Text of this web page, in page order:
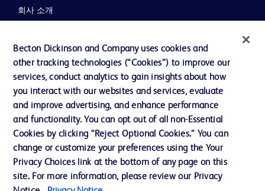
회사 소개
지원
당사로 문의하기
쿠키 기본 설정
개인정보
이용 약관
개인정보처리방침
Becton Dickinson and Company uses cookies and
other tracking technologies (“Cookies”) to improve our
services, conduct analytics to gain insights about how
you interact with our websites and services, evaluate
and improve advertising, and enhance performance
and functionality. You can opt out of all non-Essential
Cookies by clicking “Reject Optional Cookies.” You can
change or customize your preferences using the Your
Privacy Choices link at the bottom of any page on this
site. For more information, please review our Privacy